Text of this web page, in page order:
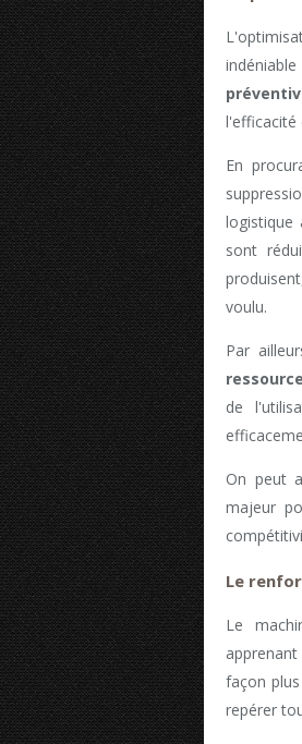
l'efficacité
En
logistique
sont
voulu.
Par
de
On peut
majeur
Le
Le
façon
repérer